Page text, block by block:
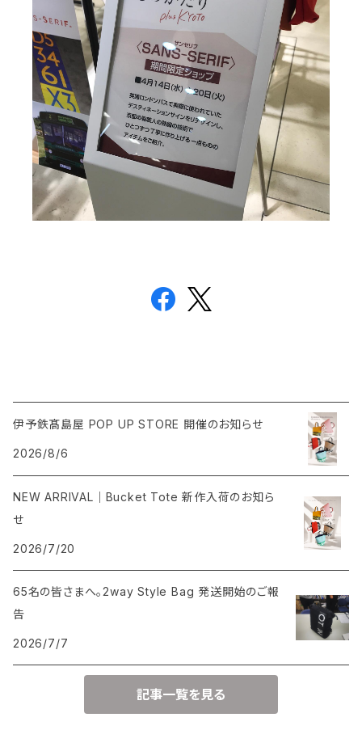
伊予鉄髙島屋 POP UP STORE 開催のお知らせ
2026/8/6
NEW ARRIVAL｜Bucket Tote 新作入荷のお知ら
せ
2026/7/20
65名の皆さまへ。2way Style Bag 発送開始のご報
告
2026/7/7
記事一覧を見る